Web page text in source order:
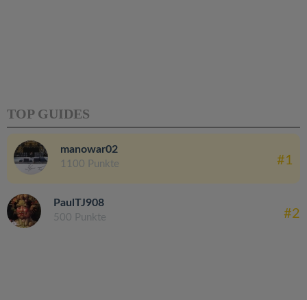
TOP GUIDES
manowar02
1100 Punkte #1
PaulTJ908
500 Punkte #2